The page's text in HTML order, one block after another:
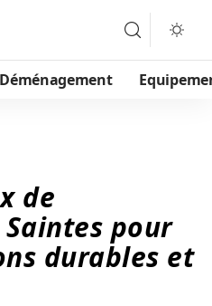
Déménagement
de
pour
durables et